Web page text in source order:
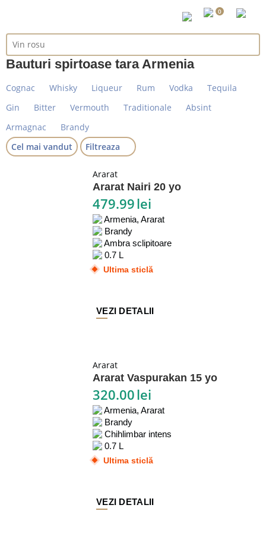
0
Bauturi spirtoase tara Armenia
Cognac Whisky Liqueur Rum Vodka
Tequila
Gin
Bitter Vermouth Traditionale
Absint
Armagnac
Brandy
Cel mai vandut
Filtreaza
Ararat
Ararat Nairi 20 yo
479.99lei
Armenia, Ararat
Brandy
Ambra sclipitoare
0.7 L
Ultima sticlă
VEZI DETALII
Ararat
Ararat Vaspurakan 15 yo
320.00lei
Armenia, Ararat
Brandy
Chihlimbar intens
0.7 L
Ultima sticlă
VEZI DETALII